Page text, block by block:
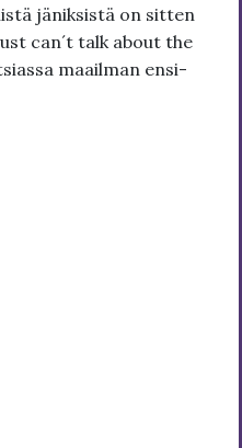
jäniksistä on sitten
can´t talk about the
maailman ensi-